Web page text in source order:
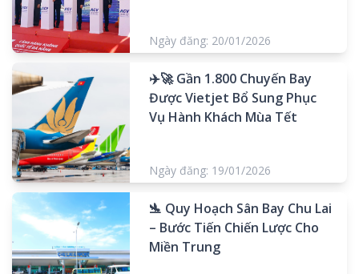
Ngày đăng: 20/01/2026
✈️🚀 Gần 1.800 Chuyến Bay
Được Vietjet Bổ Sung Phục
Vụ Hành Khách Mùa Tết
Ngày đăng: 19/01/2026
🛬 Quy Hoạch Sân Bay Chu Lai
– Bước Tiến Chiến Lược Cho
Miền Trung